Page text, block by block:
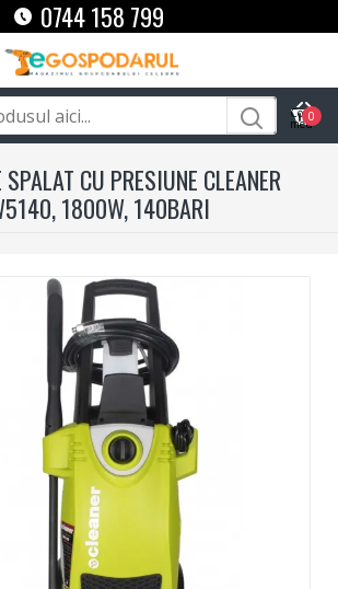
0744 158 799
0
CU PRESIUNE CLEANER
1800W, 140BARI